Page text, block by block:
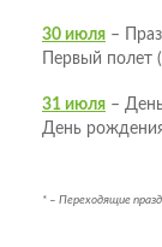
30 июля –
Первый полет
31 июля –
День
* – Переходящие